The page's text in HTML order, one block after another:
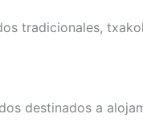
tradicionales,
destinados a